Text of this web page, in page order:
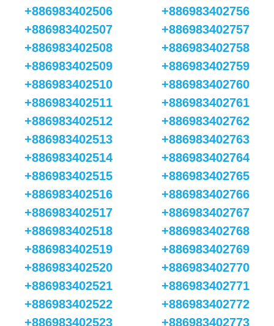
+886983402506
+886983402507
+886983402508
+886983402509
+886983402510
+886983402511
+886983402512
+886983402513
+886983402514
+886983402515
+886983402516
+886983402517
+886983402518
+886983402519
+886983402520
+886983402521
+886983402522
+886983402523
+886983402756
+886983402757
+886983402758
+886983402759
+886983402760
+886983402761
+886983402762
+886983402763
+886983402764
+886983402765
+886983402766
+886983402767
+886983402768
+886983402769
+886983402770
+886983402771
+886983402772
+886983402773